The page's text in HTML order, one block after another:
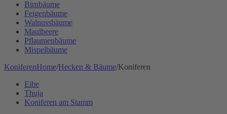
Birnbäume
Feigenbäume
Walnussbäume
Maulbeere
Pflaumenbäume
Mispelbäume
KoniferenHome/Hecken & Bäume/Koniferen
Eibe
Thuja
Koniferen am Stamm